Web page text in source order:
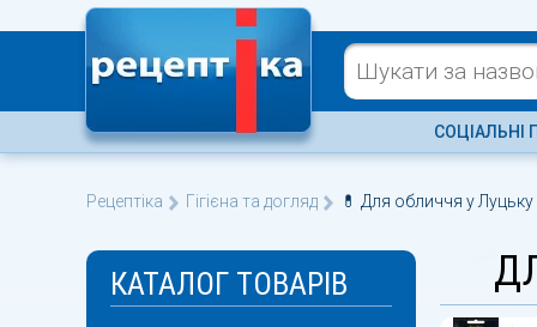
СОЦІАЛЬНІ
Рецептіка Гігієна та догляд 💊 Для обличчя у Луцьку
КАТАЛОГ ТОВАРІВ